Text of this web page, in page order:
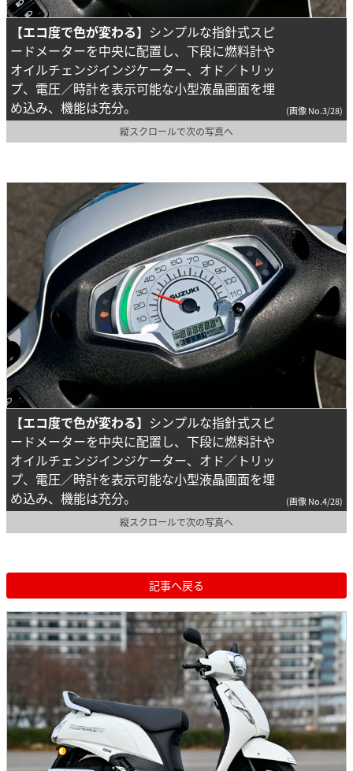
【エコ度で色が変わる】 シンプルな指針式スピ
ードメーターを中央に配置し、下段に燃料計や
オイルチェンジインジケーター、オド／トリッ
プ、電圧／時計を表示可能な小型液晶画面を埋
め込み、機能は充分。
(画像 No.3/28)
縦スクロールで次の写真へ
【エコ度で色が変わる】 シンプルな指針式スピ
ードメーターを中央に配置し、下段に燃料計や
オイルチェンジインジケーター、オド／トリッ
プ、電圧／時計を表示可能な小型液晶画面を埋
め込み、機能は充分。
(画像 No.4/28)
縦スクロールで次の写真へ
記事へ戻る